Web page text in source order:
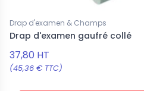
Drap d'examen & Champs
Drap d'examen gaufré collé
37,80 HT
(45,36 € TTC)